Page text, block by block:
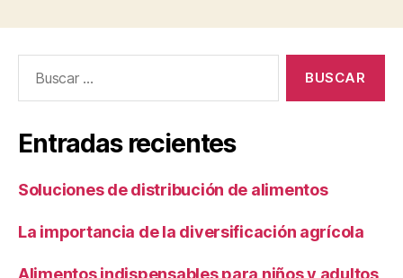
Entradas recientes
Soluciones de distribución de alimentos
La importancia de la diversificación agrícola
Alimentos indispensables para niños y adultos